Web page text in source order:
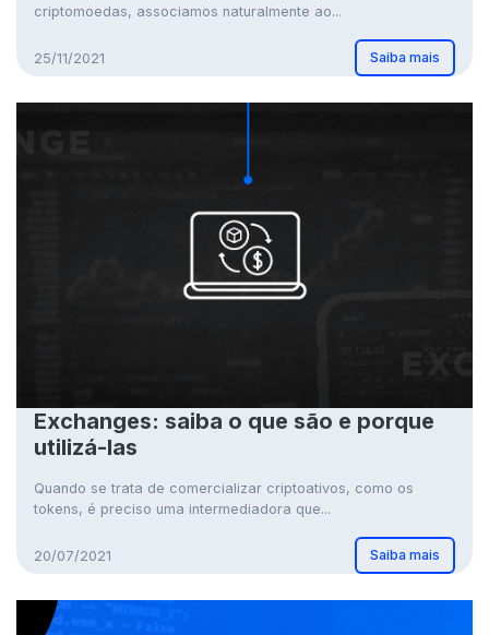
criptomoedas, associamos naturalmente ao...
25/11/2021 Saiba mais
Exchanges: saiba o que são e porque
utilizá-las
Quando se trata de comercializar criptoativos, como os
tokens, é preciso uma intermediadora que...
20/07/2021 Saiba mais